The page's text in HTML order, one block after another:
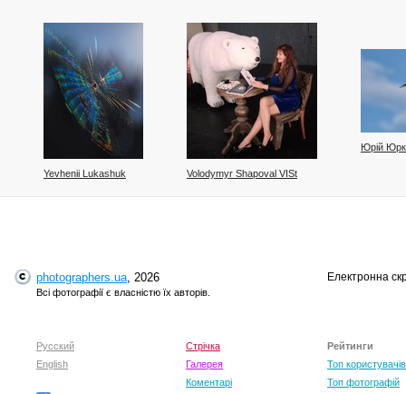
Yevhenii Lukashuk Volodymyr Shapoval VISt
Юрій
Артур Сіренко
photographers.ua, 2026
Всі фотографії є власністю їх авторів.
Електронна
Русский
English
Стрічка
Галерея
Коментарі
Рейтинги
Топ користувачів
Топ фотографій